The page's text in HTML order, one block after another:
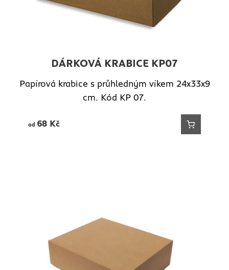
DÁRKOVÁ KRABICE KP07
Papírová krabice s průhledným víkem 24x33x9
cm. Kód KP 07.
od 68Kč